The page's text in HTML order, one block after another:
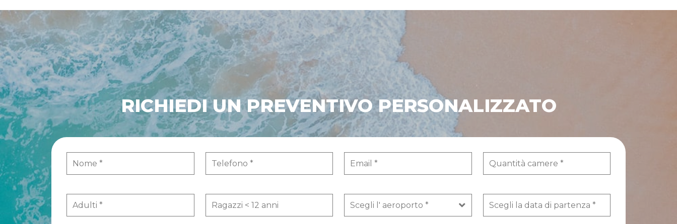
RICHIEDI UN PREVENTIVO PERSONALIZZATO